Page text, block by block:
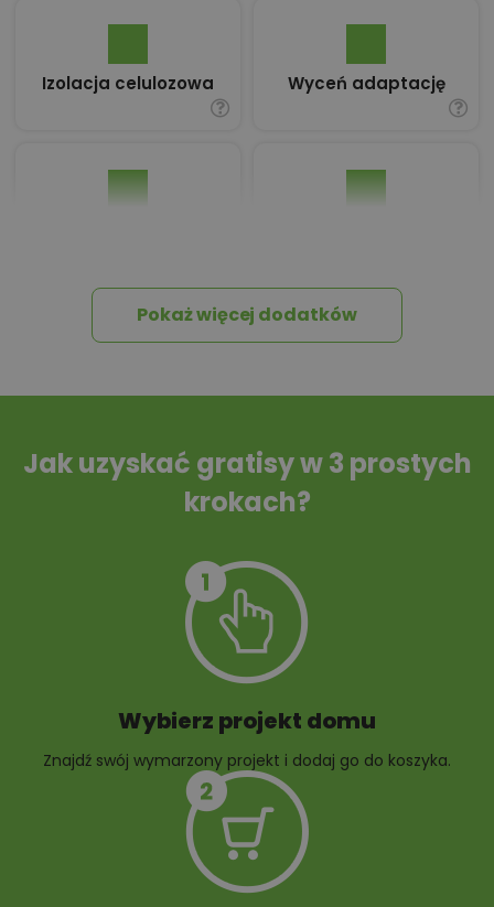
Izolacja celulozowa Wyceń adaptację
Tablica informacyjna
Przydomowa
10 projektów małej
10 projektów rabat
Pokaż więcej dodatków
Jak uzyskać gratisy w 3 prostych
krokach?
Wybierz projekt domu
Znajdź swój wymarzony projekt i dodaj go do koszyka.